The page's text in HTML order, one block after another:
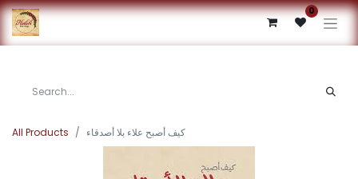
0
All Products كيف أصبح علاء بلا أصدقاء